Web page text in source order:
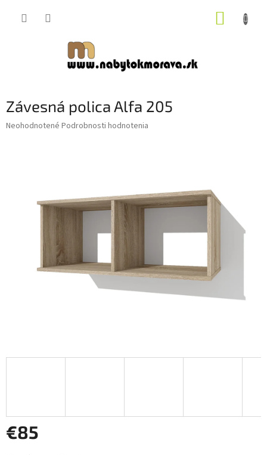
Závesná polica Alfa 205
Priemerné
hviezdičiek.
Neohodnotené Podrobnosti hodnotenia
€85